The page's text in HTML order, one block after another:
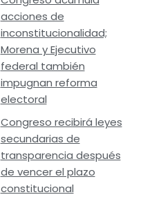
acciones de
inconstitucionalidad;
Morena y Ejecutivo
federal también
impugnan reforma
electoral
Congreso recibirá leyes
secundarias de
transparencia después
de vencer el plazo
constitucional